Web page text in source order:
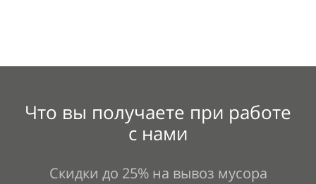
Что вы получаете при работе
с нами
Скидки до 25% на вывоз мусора